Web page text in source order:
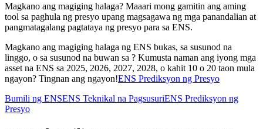
Magkano ang magiging halaga? Maaari mong gamitin ang aming
tool sa paghula ng presyo upang magsagawa ng mga panandalian at
pangmatagalang pagtataya ng presyo para sa ENS.
Magkano ang magiging halaga ng ENS bukas, sa susunod na
linggo, o sa susunod na buwan sa ? Kumusta naman ang iyong mga
asset na ENS sa 2025, 2026, 2027, 2028, o kahit 10 o 20 taon mula
ngayon? Tingnan ang ngayon!ENS Prediksyon ng Presyo
Bumili ng ENSENS Teknikal na PagsusuriENS Prediksyon ng
Presyo